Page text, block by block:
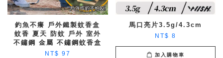
釣魚不癢 戶外鐵製蚊香盒
蚊香 夏天 防蚊 戶外 室外
不鏽鋼 金屬 不鏽鋼蚊香盒
NT$ 97
馬口亮片3.5g/4.3cm
NT$ 8
加入購物車